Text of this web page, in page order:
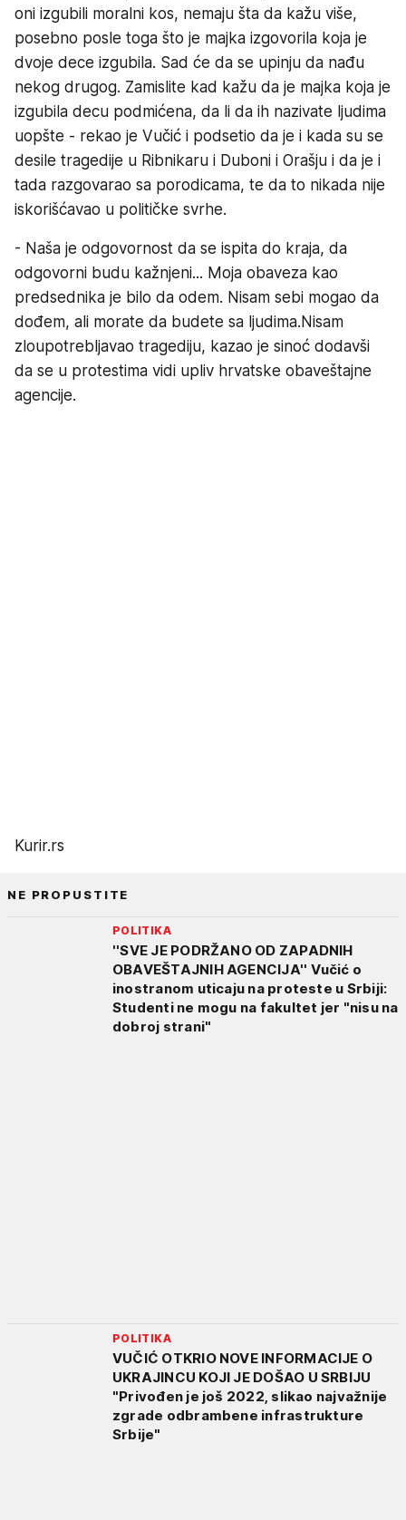
oni izgubili moralni kos, nemaju šta da kažu više,
posebno posle toga što je majka izgovorila koja je
dvoje dece izgubila. Sad će da se upinju da nađu
nekog drugog. Zamislite kad kažu da je majka koja je
izgubila decu podmićena, da li da ih nazivate ljudima
uopšte - rekao je Vučić i podsetio da je i kada su se
desile tragedije u Ribnikaru i Duboni i Orašju i da je i
tada razgovarao sa porodicama, te da to nikada nije
iskorišćavao u političke svrhe.
- Naša je odgovornost da se ispita do kraja, da
odgovorni budu kažnjeni... Moja obaveza kao
predsednika je bilo da odem. Nisam sebi mogao da
dođem, ali morate da budete sa ljudima.Nisam
zloupotrebljavao tragediju, kazao je sinoć dodavši
da se u protestima vidi upliv hrvatske obaveštajne
agencije.
Kurir.rs
NE PROPUSTITE
POLITIKA
''SVE JE PODRŽANO OD ZAPADNIH
OBAVEŠTAJNIH AGENCIJA'' Vučić o
inostranom uticaju na proteste u Srbiji:
Studenti ne mogu na fakultet jer "nisu na
dobroj strani"
POLITIKA
VUČIĆ OTKRIO NOVE INFORMACIJE O
UKRAJINCU KOJI JE DOŠAO U SRBIJU
"Privođen je još 2022, slikao najvažnije
zgrade odbrambene infrastrukture
Srbije"